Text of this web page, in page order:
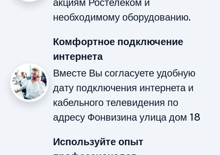
акциям Ростелеком и
необходимому оборудованию.
Комфортное подключение
интернета
Вместе Вы согласуете удобную
дату подключения интернета и
кабельного телевидения по
адресу Фонвизина улица дом 18
Используйте опыт